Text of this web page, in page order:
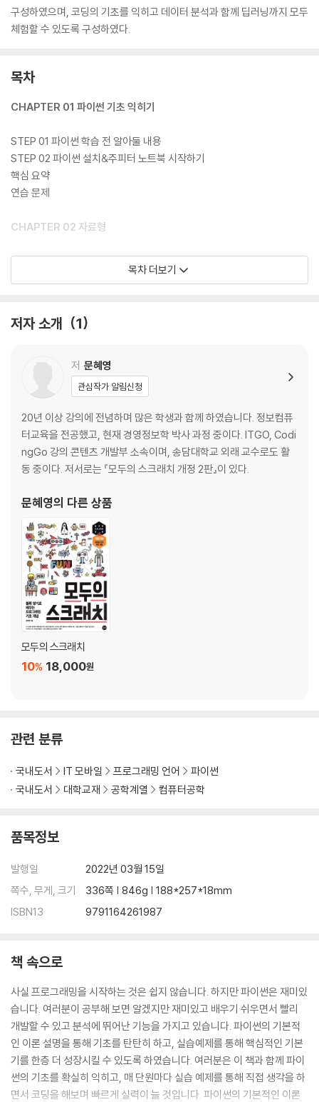
구성하였으며, 코딩의 기초를 익히고 데이터 분석과 함께 딥러닝까지 모두
체험할 수 있도록 구성하였다.
목차
CHAPTER 01 파이썬 기초 익히기
STEP 01 파이썬 학습 전 알아둘 내용
STEP 02 파이썬 설치&주피터 노트북 시작하기
핵심 요약
연습 문제
CHAPTER 02 자료형
STEP 01 자료형 개념 잡기
핵심 요약
CHAPTER 03 문자열 연산
STEP 01 연결 연산자
STEP 02 반복 연산자
STEP 03 인덱싱과 슬라이싱
STEP 04 문자열 표현
연습 문제
CHAPTER 04 수치 연산
STEP 01 변수
STEP 02 사칙연산
STEP 03 비교연산
STEP 04 논리연산
연습 문제
STEP 02 출력
핵심 요약
연습 문제
CHAPTER 06 리스트
STEP 01 리스트의 개념
STEP 03 리스트 연산
STEP 04 리스트 조작 함수
STEP 01 튜플(tuple)
STEP 02 집합(set)
STEP 03 딕셔너리(dictionary)
핵심 요약
연습 문제
목차 더보기
저자 소개 1
저 문혜영
관심작가 알림신청
20년 이상 강의에 전념하며 많은 학생과 함께 하였습니다. 정보컴퓨
터교육을 전공했고, 현재 경영정보학 박사 과정 중이다. ITGO, Codi
ngGo 강의 콘텐츠 개발부 소속이며, 송담대학교 외래 교수로도 활
동 중이다. 저서로는 『모두의 스크래치 개정 2판』이 있다.
문혜영의 다른 상품
모두의 스크래치
18,000원
10%
관련 분류
국내도서 IT 모바일 프로그래밍 언어
파이썬
국내도서
대학교재 공학계열 컴퓨터공학
품목정보
발행일
2022년 03월 15일
쪽수, 무게, 크기
336쪽 | 846g | 188*257*18mm
ISBN13
9791164261987
책 속으로
사실 프로그래밍을 시작하는 것은 쉽지 않습니다. 하지만 파이썬은 재미있
습니다. 여러분이 공부해 보면 알겠지만 재미있고 배우기 쉬우면서 빨리
개발할 수 있고 분석에 뛰어난 기능을 가지고 있습니다. 파이썬의 기본적
인 이론 설명을 통해 기초를 탄탄히 하고, 실습예제를 통해 핵심적인 기본
기를 한층 더 성장시킬 수 있도록 하였습니다. 여러분은 이 책과 함께 파이
썬의 기초를 확실히 익히고, 매 단원마다 실습 예제를 통해 직접 생각을 하
면서 코딩을 해보며 빠르게 실력이 늘 것입니다. 파이썬의 기본적인 이론